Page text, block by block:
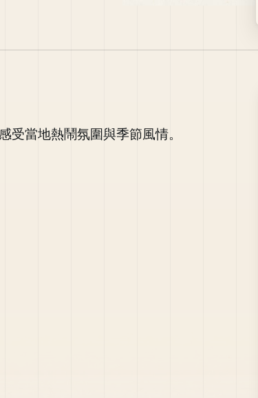
當地熱鬧氛圍與季節風情。